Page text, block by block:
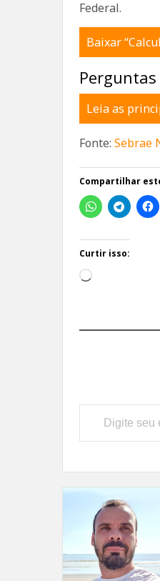
Federal.
Baixar
Perguntas
Leia as
Fonte:Sebrae
Compartilhar
Curtir isso:
Carregando...
Digite seu e-mail…